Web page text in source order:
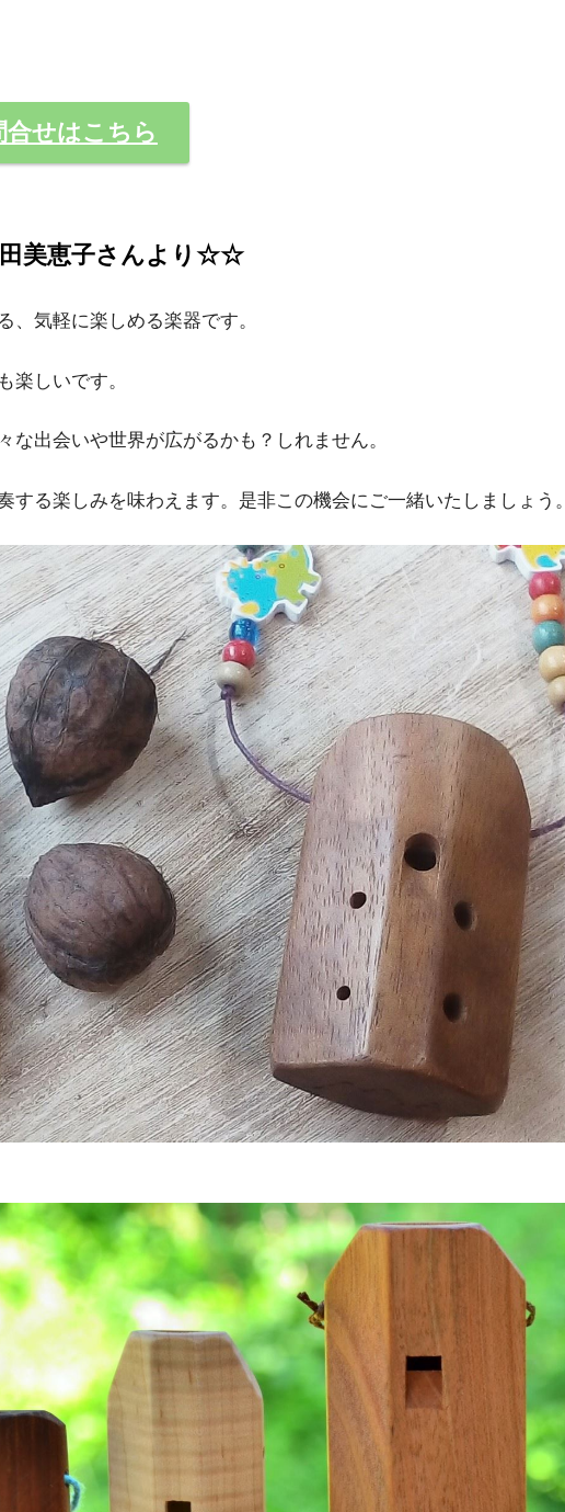
合せはこちら
美恵子さんより☆☆
、気軽に楽しめる楽器です。
楽しいです。
な出会いや世界が広がるかも？しれません。
する楽しみを味わえます。是非この機会にご一緒いたしましょう。